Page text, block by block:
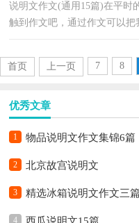
说明文作文(通用15篇)在平时
触到作文吧，通过作文可以
首页 上一页 7 8
优秀文章
1 物品说明文作文集锦6篇
2 北京故宫说明文
3 精选冰箱说明文作文三篇
4